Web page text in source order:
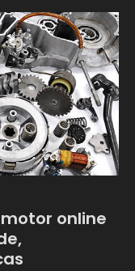
online